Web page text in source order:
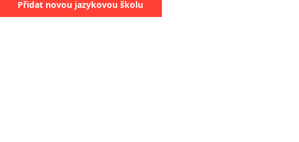
Přidat novou jazykovou školu